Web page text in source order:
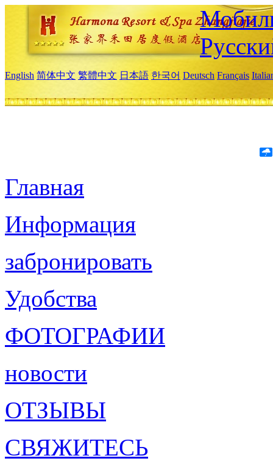
English 简体中文 繁體中文 日本語 한국어 Deutsch Français
Главная
Информация
забронировать
Удобства
ФОТОГРАФИИ
новости
ОТЗЫВЫ
СВЯЖИТЕСЬ